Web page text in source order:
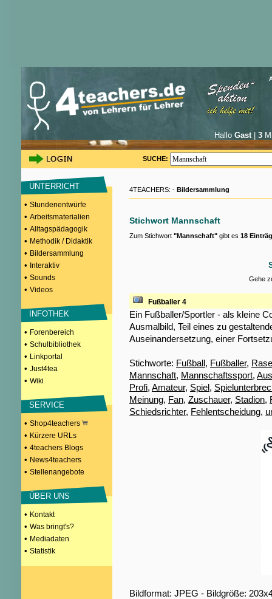
Hallo Gast| 3
SUCHE:
UNTERRICHT
• Stundenentwürfe
• Arbeitsmaterialien
• Alltagspädagogik
• Methodik / Didaktik
• Bildersammlung
• Interaktiv
• Sounds
• Videos
INFOTHEK
• Forenbereich
• Schulbibliothek
• Linkportal
• Just4tea
• Wiki
SERVICE
• Shop4teachers
• Kürzere URLs
• 4teachers Blogs
• News4teachers
• Stellenangebote
ÜBER UNS
• Kontakt
• Was bringt's?
• Mediadaten
• Statistik
4TEACHERS: - Bildersammlung
Stichwort Mannschaft
Zum Stichwort "Mannschaft" gibt es 18
Gehe
Fußballer 4
Ein Fußballer/Sportler - als kleine
Ausmalbild, Teil eines zu
Auseinandersetzung, einer
Stichworte: Fußball, Fußballer,
Mannschaft, Mannschaftssport,
Profi, Amateur, Spiel,
Meinung, Fan, Zuschauer, Stadion,
Schiedsrichter, Fehlentscheidung,
Bildformat: JPEG - Bildgröße: